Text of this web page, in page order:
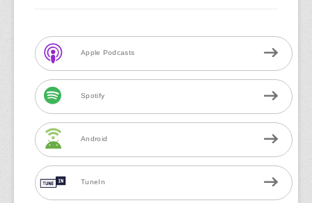
Apple Podcasts
Spotify
Android
TuneIn